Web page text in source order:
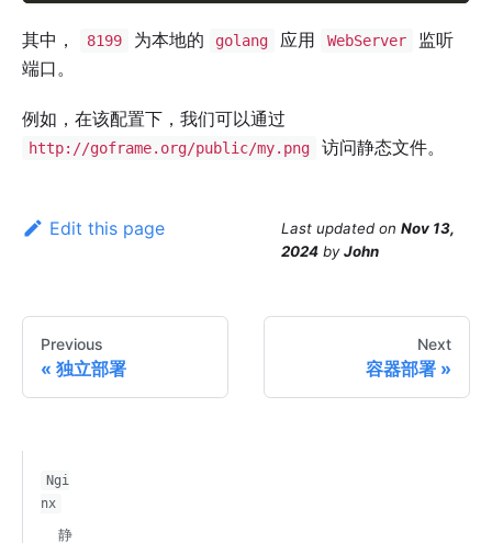
其中， 8199 为本地的 golang 应用 WebServer
监听
端口。
例如，在该配置下，我们可以通过
http://goframe.org/public/my.png 访问静态文件。
Edit this page Last updated on Nov 13,
2024 byJohn
Previous
独立部署
Next
容器部署
Ngi
nx
静